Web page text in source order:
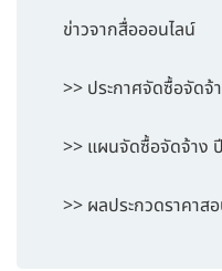
ข่าวจากสื่อออนไลน์
>> ประกาศจัดซื้อจัดจ้
>> แผนจัดซื้อจัดจ้าง
>> ผลประกวดราคาส